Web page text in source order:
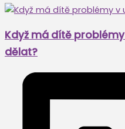
Když má dítě
dělat?